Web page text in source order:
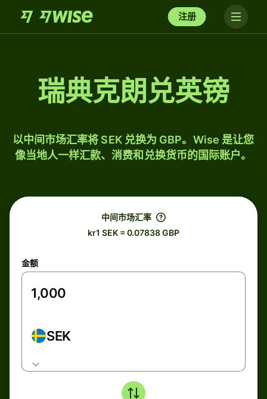
注册
瑞典克朗兑英镑
以中间市场汇率将 SEK 兑换为 GBP。Wise 是让您
像当地人一样汇款、消费和兑换货币的国际账户。
中间市场汇率
kr1 SEK = 0.07838 GBP
金额
SEK